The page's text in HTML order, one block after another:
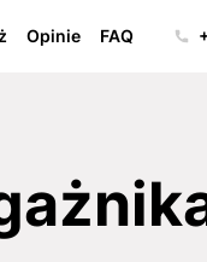
Opinie FAQ